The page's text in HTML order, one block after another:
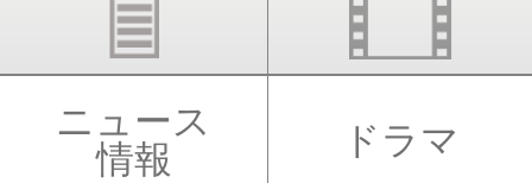
ニュース
情報
ドラマ